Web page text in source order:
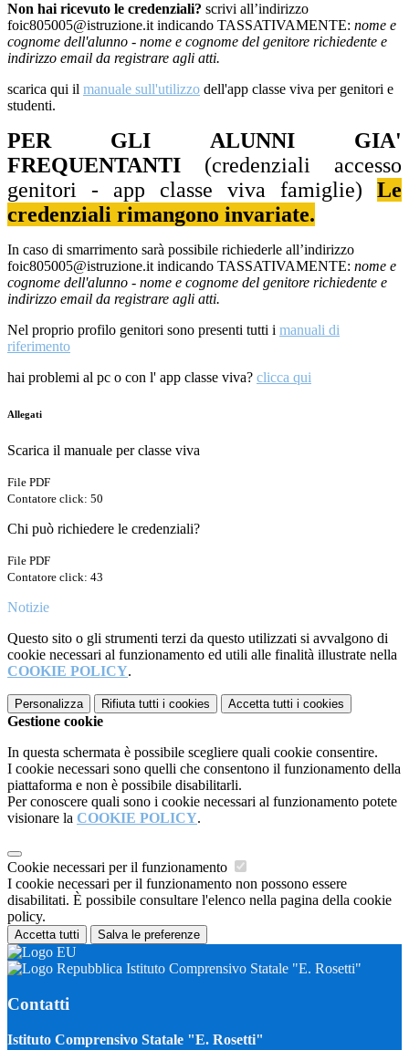
Non hai ricevuto le credenziali? scrivi all’indirizzo
foic805005@istruzione.it indicando TASSATIVAMENTE: nome e
cognome dell'alunno - nome e cognome del genitore richiedente e
indirizzo email da registrare agli atti.
scarica qui il manuale sull'utilizzo dell'app classe viva per genitori e
studenti.
PER GLI ALUNNI GIA'
FREQUENTANTI (credenziali accesso
genitori - app classe viva famiglie) Le
credenziali rimangono invariate.
In caso di smarrimento sarà possibile richiederle all’indirizzo
foic805005@istruzione.it indicando TASSATIVAMENTE: nome e
cognome dell'alunno - nome e cognome del genitore richiedente e
indirizzo email da registrare agli atti.
Nel proprio profilo genitori sono presenti tutti i manuali di
riferimento
hai problemi al pc o con l' app classe viva? clicca qui
Allegati
Scarica il manuale per classe viva
File PDF
Contatore click: 50
Chi può richiedere le credenziali?
File PDF
Contatore click: 43
Notizie
Questo sito o gli strumenti terzi da questo utilizzati si avvalgono di
cookie necessari al funzionamento ed utili alle finalità illustrate nella
COOKIE POLICY.
Personalizza Rifiuta tutti i cookies Accetta tutti i cookies
Gestione cookie
In questa schermata è possibile scegliere quali cookie consentire.
I cookie necessari sono quelli che consentono il funzionamento della
piattaforma e non è possibile disabilitarli.
Per conoscere quali sono i cookie necessari al funzionamento potete
visionare la COOKIE POLICY.
Cookie necessari per il funzionamento
I cookie necessari per il funzionamento non possono essere
disabilitati. È possibile consultare l'elenco nella pagina della cookie
policy.
Accetta tutti Salva le preferenze
Istituto Comprensivo Statale "E. Rosetti"
Contatti
Istituto Comprensivo Statale "E. Rosetti"